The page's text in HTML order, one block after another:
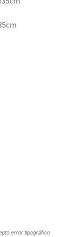
error tipográfico